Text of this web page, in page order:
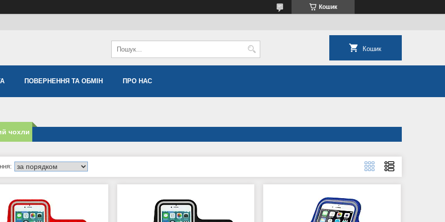
Кошик
Кошик
ПОВЕРНЕННЯ ТА ОБМІН ПРО НАС
чохли